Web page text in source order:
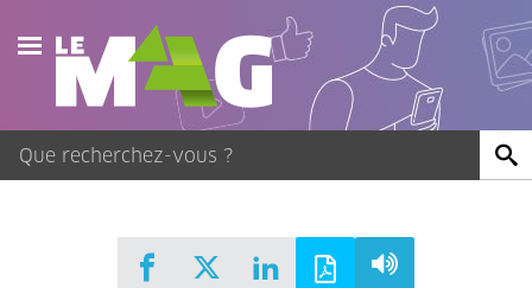
Actualités
Agenda
Publications